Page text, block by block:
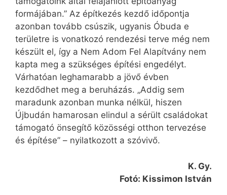
formájában.” Az építkezés kezdő időpontja
azonban tovább csúszik, ugyanis Óbuda e
területre is vonatkozó rendezési terve még nem
készült el, így a Nem Adom Fel Alapítvány nem
kapta meg a szükséges építési engedélyt.
Várhatóan leghamarabb a jövő évben
kezdődhet meg a beruházás. „Addig sem
maradunk azonban munka nélkül, hiszen
Újbudán hamarosan elindul a sérült családokat
támogató önsegítő közösségi otthon tervezése
és építése” – nyilatkozott a szóvivő.
K. Gy.
Fotó: Kissimon István